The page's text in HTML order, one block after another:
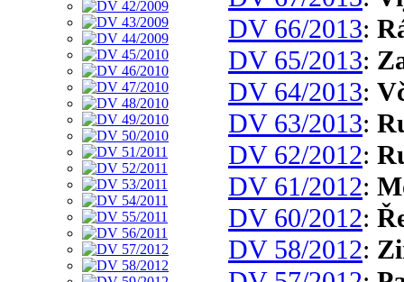
DV 66/2013:
DV 65/2013:
DV 64/2013:
DV 63/2013:
DV 62/2012:
DV 61/2012:
DV 60/2012:
DV 58/2012: